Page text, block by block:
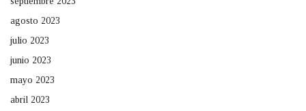
agosto 2023
julio 2023
junio 2023
mayo 2023
abril 2023